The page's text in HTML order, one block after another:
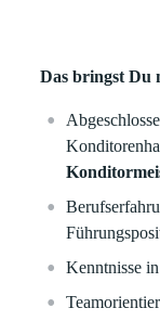
Das bringst Du
Kenntnisse